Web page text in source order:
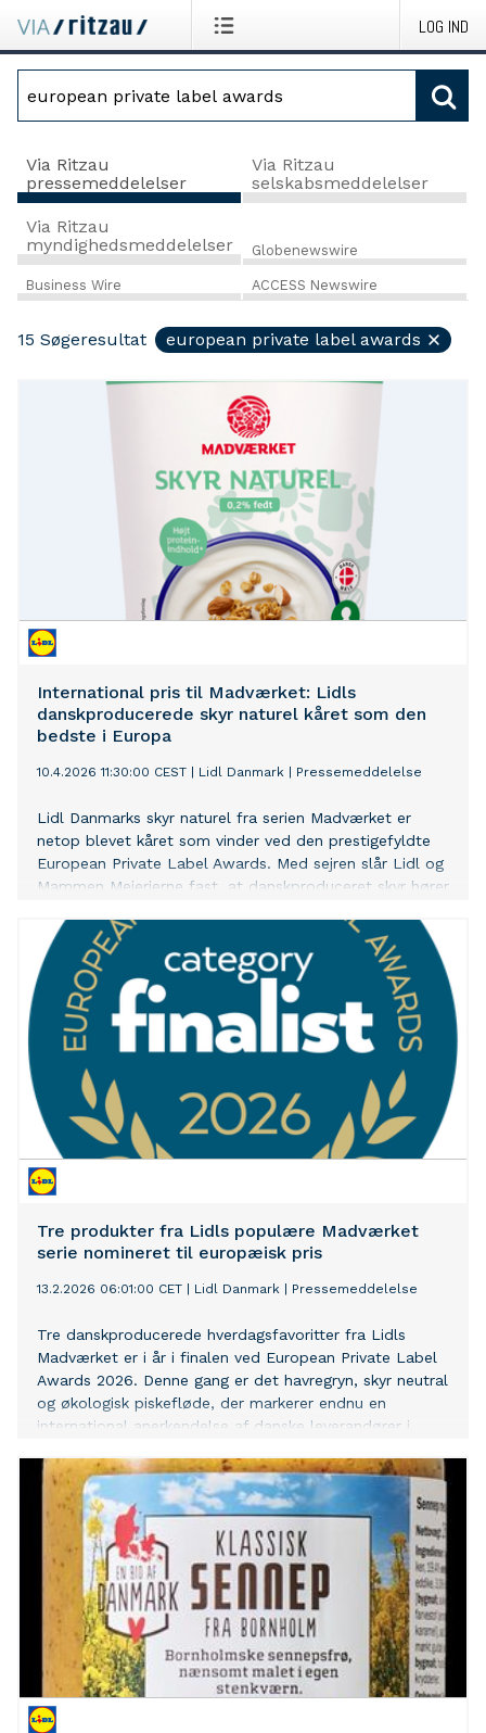
LOG IND
Via Ritzau
pressemeddelelser
Via Ritzau
selskabsmeddelelser
Via Ritzau
myndighedsmeddelelser
Globenewswire
Business Wire ACCESS Newswire
15 Søgeresultat european private label awards
International pris til Madværket: Lidls
danskproducerede skyr naturel kåret som den
bedste i Europa
10.4.2026 11:30:00 CEST Lidl Danmark Pressemeddelelse
Lidl Danmarks skyr naturel fra serien Madværket er
netop blevet kåret som vinder ved den prestigefyldte
European Private Label Awards. Med sejren slår Lidl og
Mammen Mejerierne fast, at danskproduceret skyr hører
Tre produkter fra Lidls populære Madværket
serie nomineret til europæisk pris
13.2.2026 06:01:00 CET Lidl Danmark Pressemeddelelse
Tre danskproducerede hverdagsfavoritter fra Lidls
Madværket er i år i finalen ved European Private Label
Awards 2026. Denne gang er det havregryn, skyr neutral
og økologisk piskefløde, der markerer endnu en
international anerkendelse af danske leverandører i